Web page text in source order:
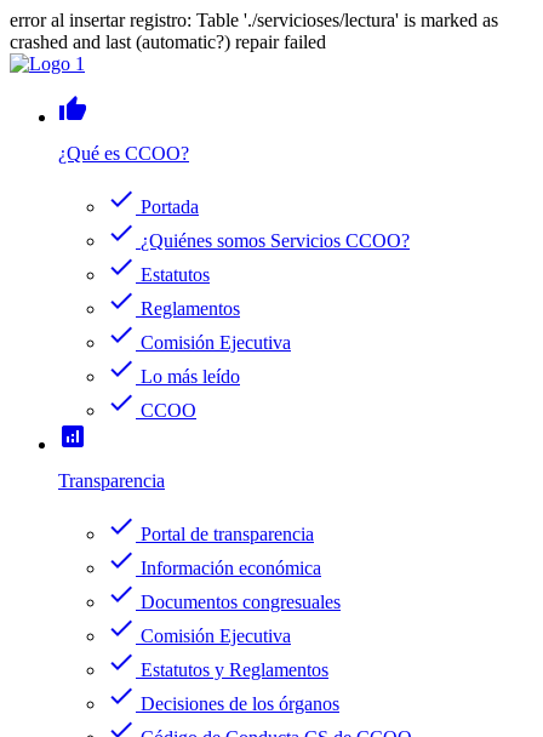
error al insertar registro: Table './servicioses/lectura' is marked as
crashed and last (automatic?) repair failed
thumb_up
¿Qué es CCOO?
check Portada
check ¿Quiénes somos Servicios CCOO?
check Estatutos
check Reglamentos
check Comisión Ejecutiva
check Lo más leído
check CCOO
analytics
Transparencia
check Portal de transparencia
check Información económica
check Documentos congresuales
check Comisión Ejecutiva
check Estatutos y Reglamentos
check Decisiones de los órganos
check